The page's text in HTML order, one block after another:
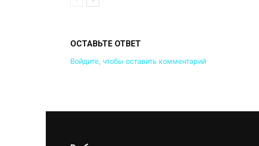
ОСТАВЬТЕ ОТВЕТ
Войдите, чтобы оставить комментарий